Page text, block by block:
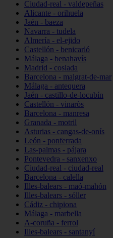
Ciudad-real - valdepeñas
Alicante - orihuela
Jaén - baeza
Navarra - tudela
Almería - el-ejido
Castellón - benicarló
Málaga - benahavís
Madrid - coslada
Barcelona - malgrat-de-mar
Málaga - antequera
Jaén - castillo-de-locubín
Castellón - vinaròs
Barcelona - manresa
Granada - motril
Asturias - cangas-de-onís
León - ponferrada
Las-palmas - pájara
Pontevedra - sanxenxo
Ciudad-real - ciudad-real
Barcelona - calella
Illes-balears - maó-mahón
Illes-balears - sóller
Cádiz - chipiona
Málaga - marbella
A-coruña - ferrol
Illes-balears - santanyí